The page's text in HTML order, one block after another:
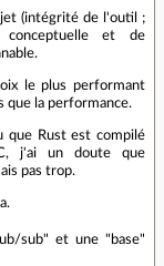
(intégrité de l'outil ;
et de
le plus performant
que la performance.
que Rust est compilé
j'ai un doute que
pas trop.
sub" et une "base"